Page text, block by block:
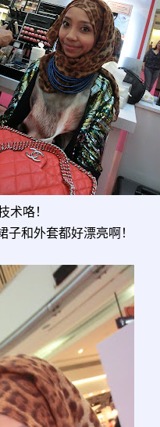
术咯！
和外套都好漂亮啊！